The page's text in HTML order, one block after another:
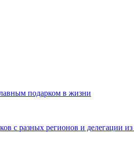
подарком в жизни
с разных регионов и делегации